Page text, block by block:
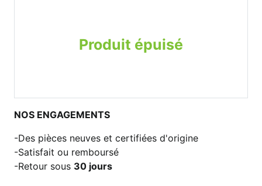
Produit épuisé
NOS ENGAGEMENTS
Des pièces neuves et certifiées d'origine
Satisfait ou remboursé
Retour sous 30 jours